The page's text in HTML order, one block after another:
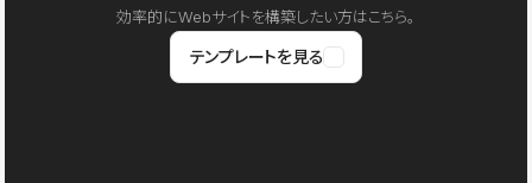
効率的にWebサイトを構築したい方はこちら。
テンプレートを見る